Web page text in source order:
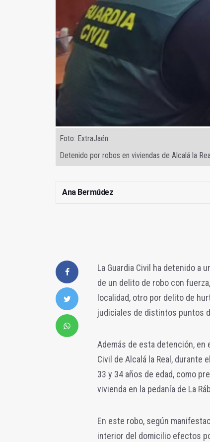
Foto: ExtraJaén
Detenido por robos en viviendas de Alcalá la
Ana Bermúdez
La Guardia Civil ha detenido a
de un delito de robo con
localidad, otro por delito de
judiciales de distintos puntos
Además de esta detención, en
Civil de Alcalá la Real, durante
33 y 34 años de edad, como
vivienda en la pedanía de La
En este robo, según
interior del domicilio efectos